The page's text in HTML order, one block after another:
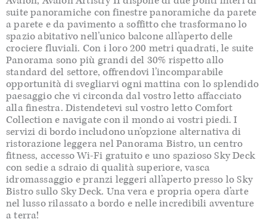
suite panoramiche con finestre panoramiche da parete
a parete e da pavimento a soffitto che trasformano lo
spazio abitativo nell’unico balcone all’aperto delle
crociere fluviali. Con i loro 200 metri quadrati, le suite
Panorama sono più grandi del 30% rispetto allo
standard del settore, offrendovi l’incomparabile
opportunità di svegliarvi ogni mattina con lo splendido
paesaggio che vi circonda dal vostro letto affacciato
alla finestra. Distendetevi sul vostro letto Comfort
Collection e navigate con il mondo ai vostri piedi. I
servizi di bordo includono un’opzione alternativa di
ristorazione leggera nel Panorama Bistro, un centro
fitness, accesso Wi-Fi gratuito e uno spazioso Sky Deck
con sedie a sdraio di qualità superiore, vasca
idromassaggio e pranzi leggeri all’aperto presso lo Sky
Bistro sullo Sky Deck. Una vera e propria opera d’arte
nel lusso rilassato a bordo e nelle incredibili avventure
a terra!